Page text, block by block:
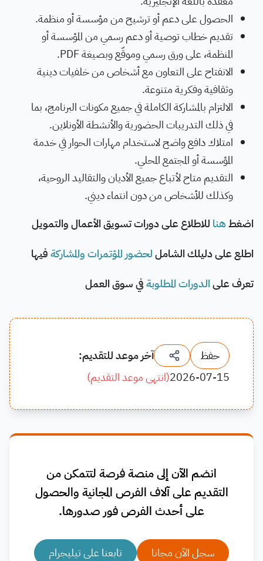
الحصول على دعم أو ترشيح من مؤسسة أو منظمة.
تقديم خطاب توصية أو دعم رسمي من المؤسسة أو
المنظمة، على ورق رسمي وموقّع وبصيغة PDF.
الانفتاح على التعاون مع أشخاص من خلفيات دينية
وثقافية وفكرية متنوعة.
الالتزام بالمشاركة الكاملة في جميع مكونات البرنامج، بما
في ذلك التدريبات الحضورية والأنشطة الأونلاين.
امتلاك دافع واضح لاستخدام مهارات الحوار في خدمة
المؤسسة أو المجتمع المحلي.
التقديم متاح لأتباع جميع الأديان والتقاليد الروحية،
وكذلك للأشخاص من دون انتماء ديني.
اضغطهنا للاطلاع على دورات تسويق الأعمال والتمويل
اطلع على دليلك الشامللحضور المؤتمرات والمشاركةفيها
تعرف علىالدورات المطلوبةفي سوق العمل
حفظ
آخر موعد للتقديم:
2026-07-15
(انتهى موعد التقديم)
انضم الآن إلى منصة فرصة لتتمكن من
التقديم على آلاف الفرص المجانية والحصول
على أحدث الفرص فور صدورها.
سجل الآن مجانا تابعنا على تيليجرام